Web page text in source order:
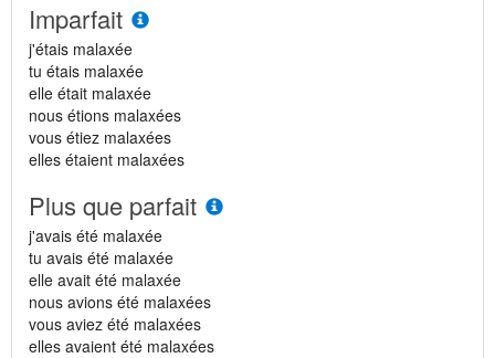
Imparfait
j'étais malaxée
tu étais malaxée
elle était malaxée
nous étions malaxées
vous étiez malaxées
elles étaient malaxées
Plus que parfait
j'avais été malaxée
tu avais été malaxée
elle avait été malaxée
nous avions été malaxées
vous aviez été malaxées
elles avaient été malaxées